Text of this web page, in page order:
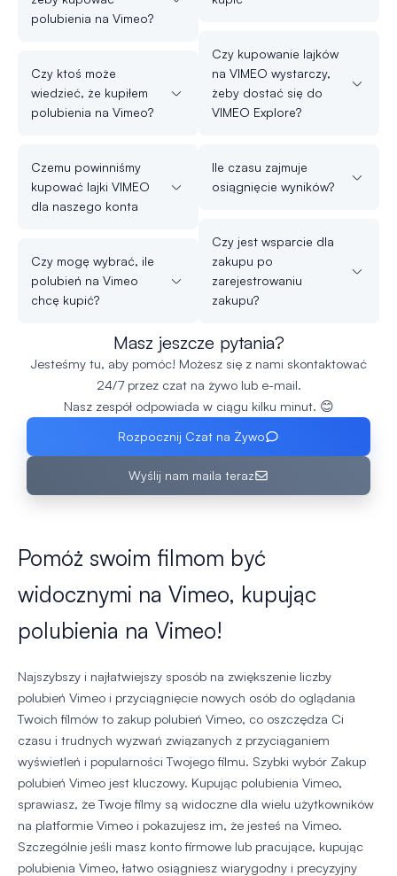
polubienia na Vimeo?
Czy ktoś może
wiedzieć, że kupiłem
polubienia na Vimeo?
Czemu powinniśmy
kupować lajki VIMEO
dla naszego konta
Czy mogę wybrać, ile
polubień na Vimeo
chcę kupić?
Czy kupowanie lajków
na VIMEO wystarczy,
żeby dostać się do
VIMEO Explore?
Ile czasu zajmuje
osiągnięcie wyników?
Czy jest wsparcie dla
zakupu po
zarejestrowaniu
zakupu?
Masz jeszcze pytania?
Jesteśmy tu, aby pomóc! Możesz się z nami skontaktować
24/7 przez czat na żywo lub e-mail.
Nasz zespół odpowiada w ciągu kilku minut. 😊
Rozpocznij Czat na Żywo
Wyślij nam maila teraz
Pomóż swoim filmom być
widocznymi na Vimeo, kupując
polubienia na Vimeo!
Najszybszy i najłatwiejszy sposób na zwiększenie liczby
polubień Vimeo i przyciągnięcie nowych osób do oglądania
Twoich filmów to zakup polubień Vimeo, co oszczędza Ci
czasu i trudnych wyzwań związanych z przyciąganiem
wyświetleń i popularności Twojego filmu. Szybki wybór Zakup
polubień Vimeo jest kluczowy. Kupując polubienia Vimeo,
sprawiasz, że Twoje filmy są widoczne dla wielu użytkowników
na platformie Vimeo i pokazujesz im, że jesteś na Vimeo.
Szczególnie jeśli masz konto firmowe lub pracujące, kupując
polubienia Vimeo, łatwo osiągniesz wiarygodny i precyzyjny